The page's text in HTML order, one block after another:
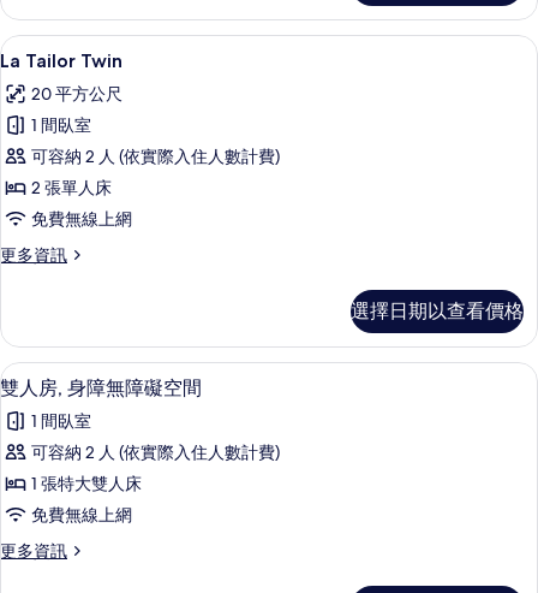
Twin
的
詳
顯
示
La
Tailor
Twin
的
所
有
La Tailor Twin | 羽絨被、迷你吧、客
6
La Tailor Twin
20 平方公尺
1 間臥室
可容納 2 人 (依實際入住人數計費)
2 張單人床
免費無線上網
更多資訊
更
Twin
的
詳
選擇日期以查看價格
顯
示
雙
人
房,
身
障
雙人房, 身障無障礙空間 | 羽絨被、迷
5
雙人房, 身障無障礙空間
1 間臥室
可容納 2 人 (依實際入住人數計費)
1 張特大雙人床
免費無線上網
更多資訊
更